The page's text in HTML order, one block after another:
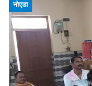
नोएडा